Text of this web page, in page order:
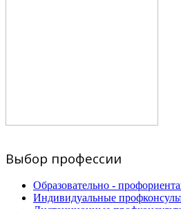
Выбор профессии
Образовательно -
Индивидуальные